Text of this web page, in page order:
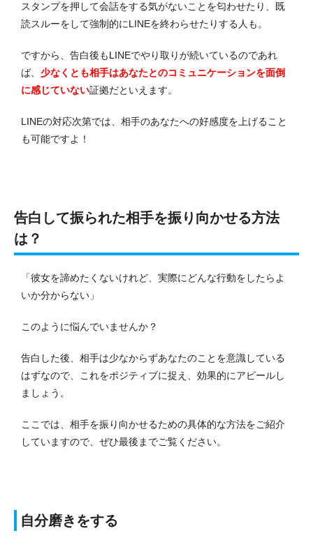
スタンプを押して会話をする気がないことを匂わせたり、既
読スルーをして強制的にLINEを終わらせたりする人も。
ですから、告白後もLINEでやり取りが続いているのであれ
ば、 少なくとも相手はあなたとのコミュニケーションを面倒
に感じていない証拠だといえます。
LINEの対応次第では、相手のあなたへの好感度を上げること
も可能ですよ！
告白して振られた相手を振り向かせる方法
は？
「彼女を諦めたくないけれど、実際にどんな行動をしたらよ
いか分からない」
このように悩んでいませんか？
告白した後、相手は少なからずあなたのことを意識している
はずなので、これをポジティブに捉え、効果的にアピールし
ましょう。
ここでは、相手を振り向かせるための具体的な方法をご紹介
していますので、ぜひ最後までご覧ください。
自分磨きをする